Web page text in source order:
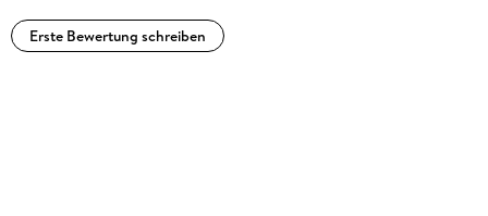
Erste Bewertung schreiben